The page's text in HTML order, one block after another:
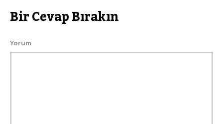
Bir Cevap Bırakın
Yorum